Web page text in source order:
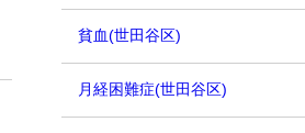
貧血(世田谷区)
月経困難症(世田谷区)